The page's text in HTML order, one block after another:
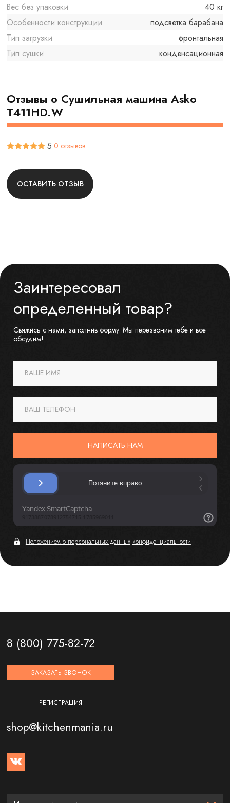
Вес без упаковки
40 кг
Особенности конструкции
подсветка барабана
Тип загрузки
фронтальная
Тип сушки
конденсационная
Отзывы о Сушильная машина Asko
T411HD.W
5 0 отзывов
ОСТАВИТЬ ОТЗЫВ
Заинтересовал
определенный товар?
Свяжись с нами, заполнив форму. Мы перезвоним тебе и все
обсудим!
ВАШЕ ИМЯ
ВАШ ТЕЛЕФОН
НАПИСАТЬ НАМ
Положением о персональных данных конфиденциальности
8 (800) 775-82-72
ЗАКАЗАТЬ ЗВОНОК
РЕГИСТРАЦИЯ
shop@kitchenmania.ru